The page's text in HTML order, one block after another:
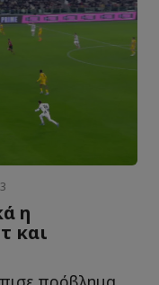
η
και